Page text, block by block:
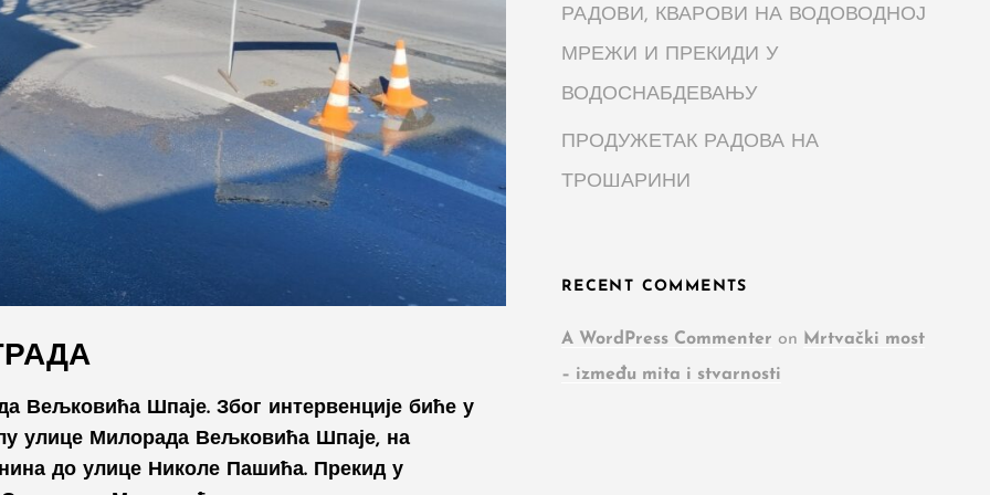
Вељковића Шпаје. Због интервенције биће у
улице Милорада Вељковића Шпаје, на
до улице Николе Пашића. Прекид у
РАДОВИ, КВАРОВИ НА ВОДОВОДНОЈ
МРЕЖИ И ПРЕКИДИ У
ВОДОСНАБДЕВАЊУ
ПРОДУЖЕТАК РАДОВА НА
ТРОШАРИНИ
RECENT COMMENTS
A WordPress Commenter on Mrtvački most
– između mita i stvarnosti